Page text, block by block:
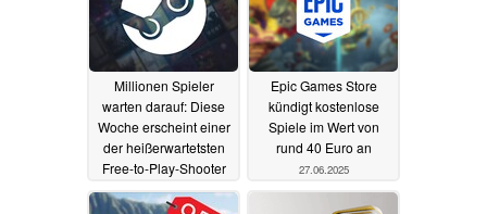
Millionen Spieler
warten darauf: Diese
Woche erscheint einer
der heißerwartetsten
Free-to-Play-Shooter
des Jahres30.06.2025
Epic Games Store
kündigt kostenlose
Spiele im Wert von
rund 40 Euro an
27.06.2025